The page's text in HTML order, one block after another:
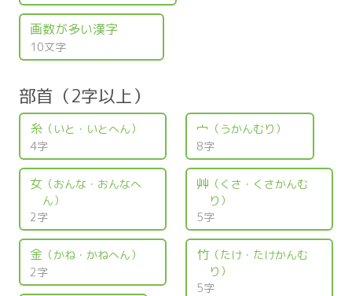
画数が多い漢字
10文字
部首（2字以上）
糸（いと・いとへん）
4字
女 （おんな・おんなへ
ん）
2字
金（かね・かねへん）
2字
宀 （うかんむり）
8字
艸 （くさ・くさかんむ
り）
5字
竹（たけ・たけかんむ
り）
5字